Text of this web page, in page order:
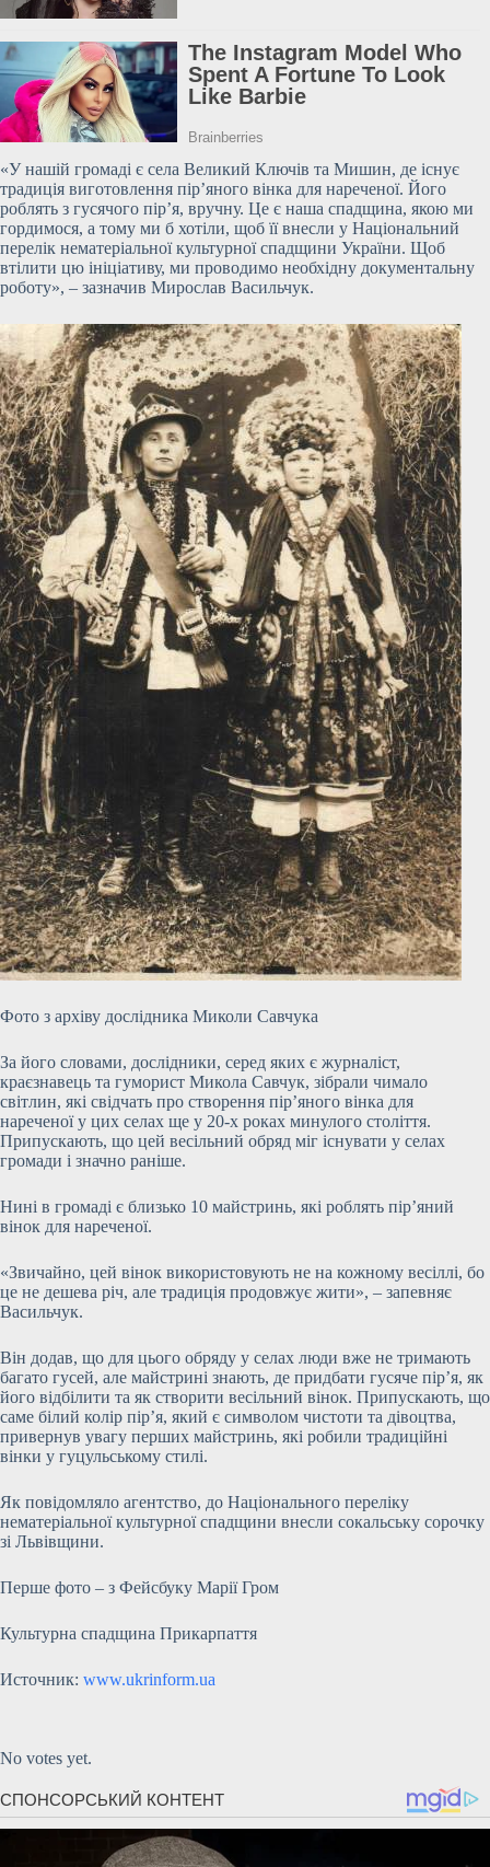
«У нашій громаді є села Великий Ключів та Мишин, де існує
традиція виготовлення пір’яного вінка для нареченої. Його
роблять з гусячого пір’я, вручну. Це є наша спадщина, якою ми
гордимося, а тому ми б хотіли, щоб її внесли у Національний
перелік нематеріальної культурної спадщини України. Щоб
втілити цю ініціативу, ми проводимо необхідну документальну
роботу», – зазначив Мирослав Васильчук.
Фото з архіву дослідника Миколи Савчука
За його словами, дослідники, серед яких є журналіст,
краєзнавець та гуморист Микола Савчук, зібрали чимало
світлин, які свідчать про створення пір’яного вінка для
нареченої у цих селах ще у 20-х роках минулого століття.
Припускають, що цей весільний обряд міг існувати у селах
громади і значно раніше.
Нині в громаді є близько 10 майстринь, які роблять пір’яний
вінок для нареченої.
«Звичайно, цей вінок використовують не на кожному весіллі, бо
це не дешева річ, але традиція продовжує жити», – запевняє
Васильчук.
Він додав, що для цього обряду у селах люди вже не тримають
багато гусей, але майстрині знають, де придбати гусяче пір’я, як
його відбілити та як створити весільний вінок. Припускають, що
саме білий колір пір’я, який є символом чистоти та дівоцтва,
привернув увагу перших майстринь, які робили традиційні
вінки у гуцульському стилі.
Як повідомляло агентство, до Національного переліку
нематеріальної культурної спадщини внесли сокальську сорочку
зі Львівщини.
Перше фото – з Фейсбуку Марії Гром
Культурна спадщина Прикарпаття
Источник: www.ukrinform.ua
No votes yet.